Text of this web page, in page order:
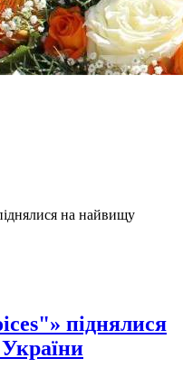
на найвищу
піднялися